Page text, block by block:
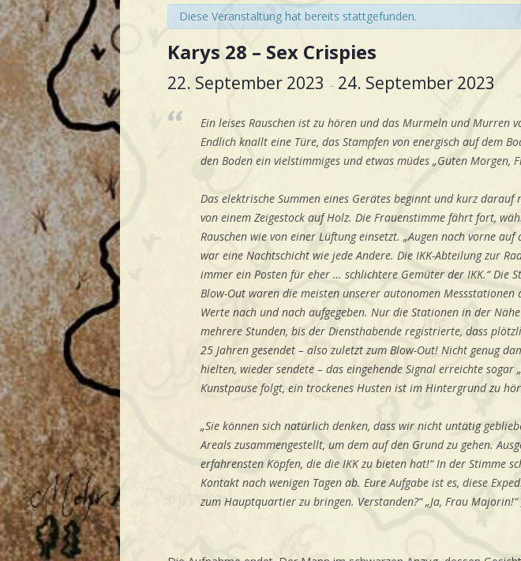
Diese Veranstaltung hat bereits stattgefunden.
Karys 28 – Sex Crispies
22. September 2023 – 24. September 2023
Ein leises Rauschen ist zu hören und das Murmeln und Murren
Endlich knallt eine Türe, das Stampfen von energisch auf dem
den Boden ein vielstimmiges und etwas müdes „Guten Morgen,
Das elektrische Summen eines Gerätes beginnt und kurz
von einem Zeigestock auf Holz. Die Frauenstimme fährt fort,
Rauschen wie von einer Lüftung einsetzt. „Augen nach vorne
war eine Nachtschicht wie jede Andere. Die IKK-Abteilung zur
immer ein Posten für eher … schlichtere Gemüter der IKK.“
Blow-Out waren die meisten unserer autonomen
Werte nach und nach aufgegeben. Nur die Stationen in der
mehrere Stunden, bis der Diensthabende registrierte, dass
25 Jahren gesendet – also zuletzt zum Blow-Out! Nicht genug
hielten, wieder sendete – das eingehende Signal erreichte
Kunstpause folgt, ein trockenes Husten ist im Hintergrund zu
„Sie können sich natürlich denken, dass wir nicht untätig
Areals zusammengestellt, um dem auf den Grund zu gehen.
erfahrensten Köpfen, die die IKK zu bieten hat!“ In der Stimme
Kontakt nach wenigen Tagen ab. Eure Aufgabe ist es, diese
zum Hauptquartier zu bringen. Verstanden?“ „Ja, Frau Majorin!“